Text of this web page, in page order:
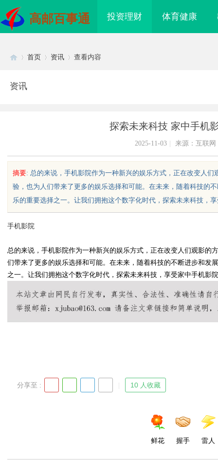
高邮百事通 投资理财 体育健康
sc
首页 资讯 查看内容
资讯
探索未来科技 家中手机
2025-11-03 来源：互联网
摘要: 总的来说，手机影院作为一种新兴的娱乐方式，正在改变人
验，也为人们带来了更多的娱乐选择和可能。在未来，随着科技的
乐的重要选择之一。让我们拥抱这个数字化时代，探索未来科技，
手机影院
总的来说，手机影院作为一种新兴的娱乐方式，正在改变人们观影的
们带来了更多的娱乐选择和可能。在未来，随着科技的不断进步和发
之一。让我们拥抱这个数字化时代，探索未来科技，享受家中手机影
分享至 : 10 人收藏
鲜花 握手 雷人
服，去南油大仓库 商标转让：附带原创设计，提升